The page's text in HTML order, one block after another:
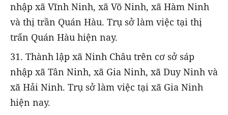
nhập xã Vĩnh Ninh, xã Võ Ninh, xã Hàm Ninh
và thị trần Quán Hàu. Trụ sở làm việc tại thị
trấn Quán Hàu hiện nay.
31. Thành lập xã Ninh Châu trên cơ sở sáp
nhập xã Tân Ninh, xã Gia Ninh, xã Duy Ninh và
xã Hải Ninh. Trụ sở làm việc tại xã Gia Ninh
hiện nay.